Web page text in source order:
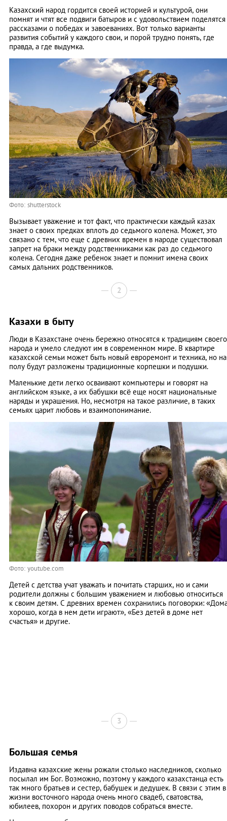
Казахский народ гордится своей историей и культурой, они
помнят и чтят все подвиги батыров и с удовольствием поделятся
рассказами о победах и завоеваниях. Вот только варианты
развития событий у каждого свои, и порой трудно понять, где
правда, а где выдумка.
Фото: shutterstock
Вызывает уважение и тот факт, что практически каждый казах
знает о своих предках вплоть до седьмого колена. Может, это
связано с тем, что еще с древних времен в народе существовал
запрет на браки между родственниками как раз до седьмого
колена. Сегодня даже ребенок знает и помнит имена своих
самых дальних родственников.
2
Казахи в быту
Люди в Казахстане очень бережно относятся к традициям своего
народа и умело следуют им в современном мире. В квартире
казахской семьи может быть новый евроремонт и техника, но на
полу будут разложены традиционные корпешки и подушки.
Маленькие дети легко осваивают компьютеры и говорят на
английском языке, а их бабушки всё еще носят национальные
наряды и украшения. Но, несмотря на такое различие, в таких
семьях царит любовь и взаимопонимание.
Фото: youtube.com
Детей с детства учат уважать и почитать старших, но и сами
родители должны с большим уважением и любовью относиться
к своим детям. С древних времен сохранились поговорки:
хорошо, когда в нем дети играют», «Без детей в доме нет
счастья» и другие.
3
Большая семья
Издавна казахские жены рожали столько наследников, сколько
посылал им Бог. Возможно, поэтому у каждого казахстанца есть
так много братьев и сестер, бабушек и дедушек. В связи с этим в
жизни восточного народа очень много свадеб, сватовства,
юбилеев, похорон и других поводов собраться вместе.